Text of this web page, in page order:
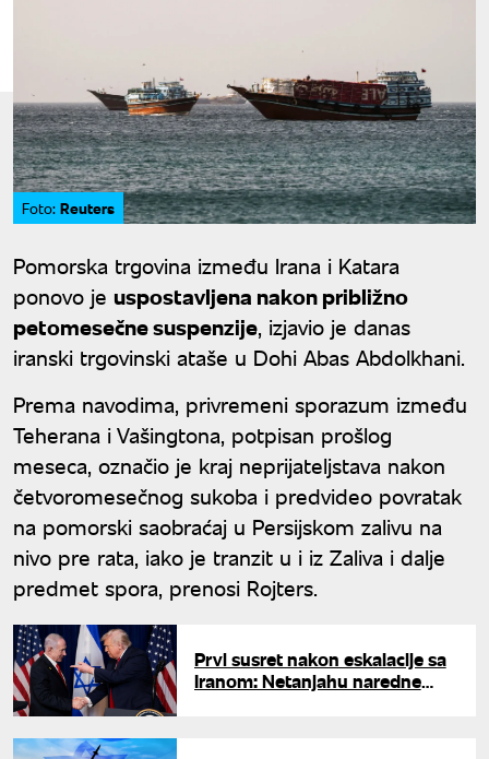
Foto: Reuters
Pomorska trgovina između Irana i Katara
ponovo je uspostavljena nakon približno
petomesečne suspenzije, izjavio je danas
iranski trgovinski ataše u Dohi Abas Abdolkhani.
Prema navodima, privremeni sporazum između
Teherana i Vašingtona, potpisan prošlog
meseca, označio je kraj neprijateljstava nakon
četvoromesečnog sukoba i predvideo povratak
na pomorski saobraćaj u Persijskom zalivu na
nivo pre rata, iako je tranzit u i iz Zaliva i dalje
predmet spora, prenosi Rojters.
Prvi susret nakon eskalacije sa
Iranom: Netanjahu naredne